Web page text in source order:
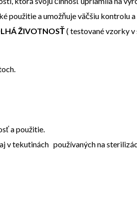
použitie a umožňuje väčšiu
ŽIVOTNOSŤ( testované vzorky v
a použitie.
v tekutinách používaných na